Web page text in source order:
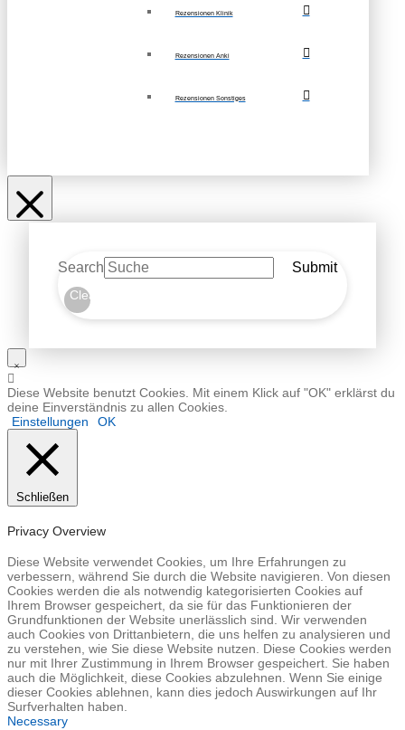
Rezensionen Klinik
Rezensionen Anki
Rezensionen Sonstiges
Search Submit
Clear
Diese Website benutzt Cookies. Mit einem Klick auf "OK" erklärst du
deine Einverständnis zu allen Cookies.
Einstellungen
OK
Schließen
Privacy Overview
Diese Website verwendet Cookies, um Ihre Erfahrungen zu
verbessern, während Sie durch die Website navigieren. Von diesen
Cookies werden die als notwendig kategorisierten Cookies auf
Ihrem Browser gespeichert, da sie für das Funktionieren der
Grundfunktionen der Website unerlässlich sind. Wir verwenden
auch Cookies von Drittanbietern, die uns helfen zu analysieren und
zu verstehen, wie Sie diese Website nutzen. Diese Cookies werden
nur mit Ihrer Zustimmung in Ihrem Browser gespeichert. Sie haben
auch die Möglichkeit, diese Cookies abzulehnen. Wenn Sie einige
dieser Cookies ablehnen, kann dies jedoch Auswirkungen auf Ihr
Surfverhalten haben.
Necessary